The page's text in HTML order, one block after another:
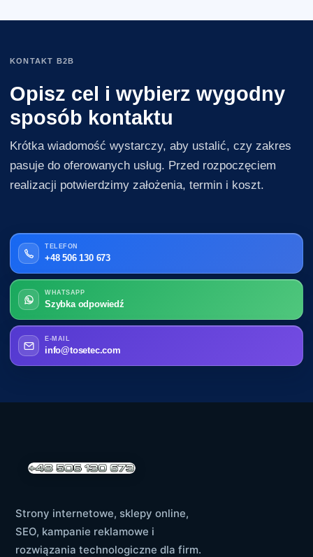
KONTAKT B2B
Opisz cel i wybierz wygodny
sposób kontaktu
Krótka wiadomość wystarczy, aby ustalić, czy zakres
pasuje do oferowanych usług. Przed rozpoczęciem
realizacji potwierdzimy założenia, termin i koszt.
TELEFON
+48 506 130 673
WHATSAPP
Szybka odpowiedź
E-MAIL
info@tosetec.com
Strony internetowe, sklepy online,
SEO, kampanie reklamowe i
rozwiązania technologiczne dla firm.